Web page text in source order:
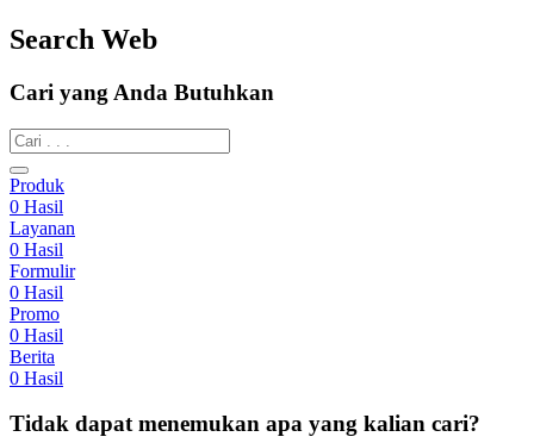
Search Web
Cari yang Anda Butuhkan
Produk
0 Hasil
Layanan
0 Hasil
Formulir
0 Hasil
Promo
0 Hasil
Berita
0 Hasil
Tidak dapat menemukan apa yang kalian cari?